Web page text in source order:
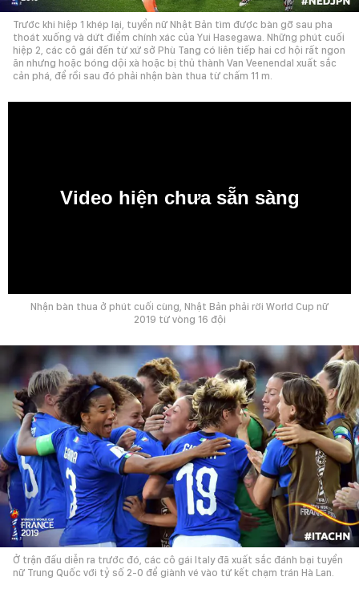
Trước khi hiệp 1 khép lại, tuyển nữ Nhật Bản tìm được bàn gỡ sau pha
thoát xuống và dứt điểm chính xác của Yui Hasegawa. Những phút cuối
hiệp 2, các cô gái đến từ xứ sở Phù Tang có liên tiếp hai cơ hội rất ngon
ăn nhưng hoặc bóng dội xà hoặc bị thủ thành Van Veenendal xuất sắc
cản phá, để rồi sau đó phải nhận bàn thua từ chấm 11 m.
Video hiện chưa sẵn sàng
Nhận bàn thua ở phút cuối cùng, Nhật Bản phải rời World Cup nữ
2019 từ vòng 16 đội
Ở trận đấu diễn ra trước đó, các cô gái Italy đã xuất sắc đánh bại tuyển
nữ Trung Quốc với tỷ số 2-0 để giành vé vào tứ kết chạm trán Hà Lan.